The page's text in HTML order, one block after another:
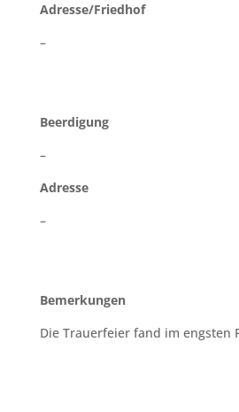
Adresse/Friedhof
–
Beerdigung
–
Adresse
–
Bemerkungen
Die Trauerfeier fand im engsten